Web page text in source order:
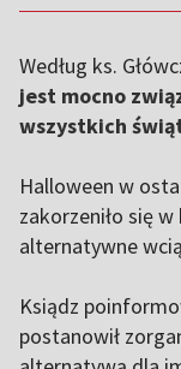
Według ks.
jest mocno
wszystkich
Halloween w
zakorzeniło się
alternatywne
Ksiądz
postanowił